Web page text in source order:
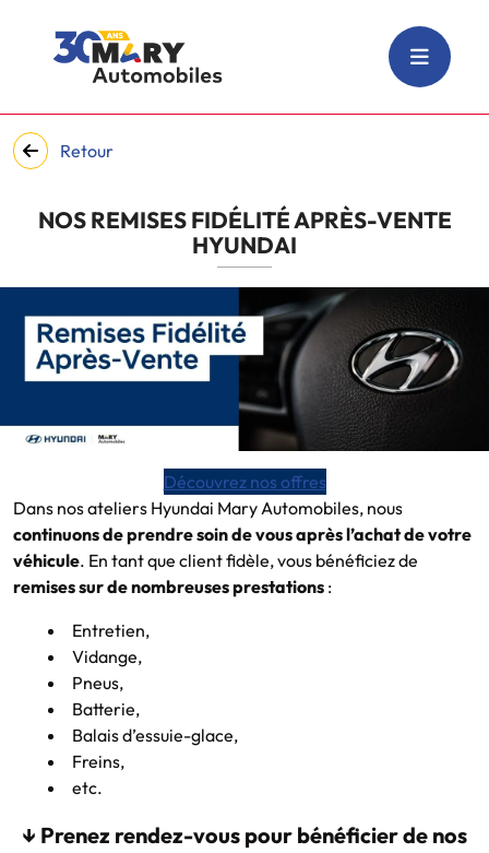
Retour
NOS REMISES FIDÉLITÉ APRÈS-VENTE
HYUNDAI
Découvrez nos offres
Dans nos ateliers Hyundai Mary Automobiles, nous
continuons de prendre soin de vous après l’achat de votre
véhicule. En tant que client fidèle, vous bénéficiez de
remisessur de nombreuses prestations :
Entretien,
Vidange,
Pneus,
Batterie,
Balais d’essuie-glace,
Freins,
etc.
↓ Prenez rendez-vous pour bénéficier de nos